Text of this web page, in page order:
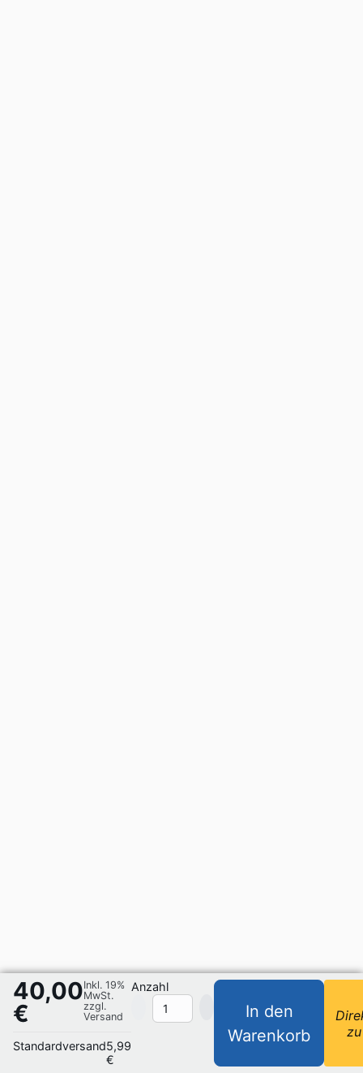
40,00
€
Inkl. 19%
MwSt.
zzgl.
Versand
Standardversand5,99
€
Anzahl
In den
Warenkorb
zu